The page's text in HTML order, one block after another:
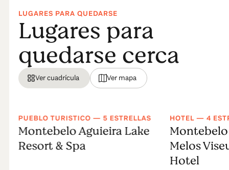
LUGARES PARA QUEDARSE
Lugares para
quedarse cerca
Ver cuadrícula Ver mapa
PUEBLO TURISTICO — 5 ESTRELLAS
Montebelo Aguieira Lake
Resort & Spa
HOTEL — 4
Melos
Hotel